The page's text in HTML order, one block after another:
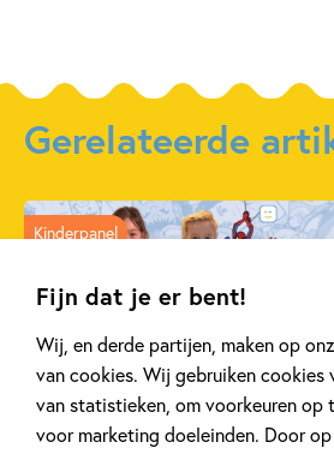
Fijn dat je er bent!
Wij, en derde partijen, maken op
van cookies. Wij gebruiken
van statistieken, om voorkeuren op
voor marketing doeleinden. Door op
Gerelateerde
11 JANUARI 2026
Ons Kinderpanel leest:
‘Marvel Superhelden’
Kinderpanel